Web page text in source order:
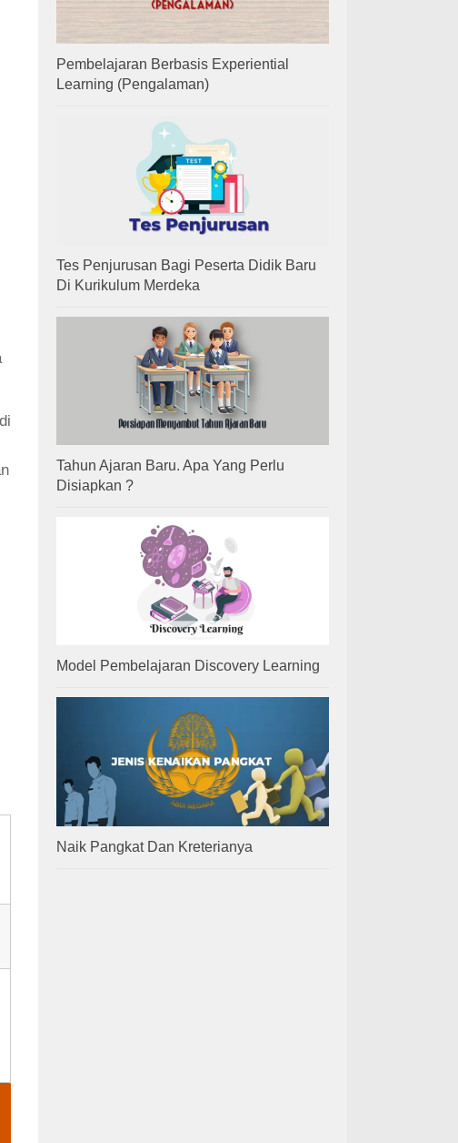
Pembelajaran Berbasis Experiential
Learning (Pengalaman)
Tes Penjurusan Bagi Peserta Didik Baru
Di Kurikulum Merdeka
Tahun Ajaran Baru. Apa Yang Perlu
Disiapkan ?
Model Pembelajaran Discovery Learning
Naik Pangkat Dan Kreterianya